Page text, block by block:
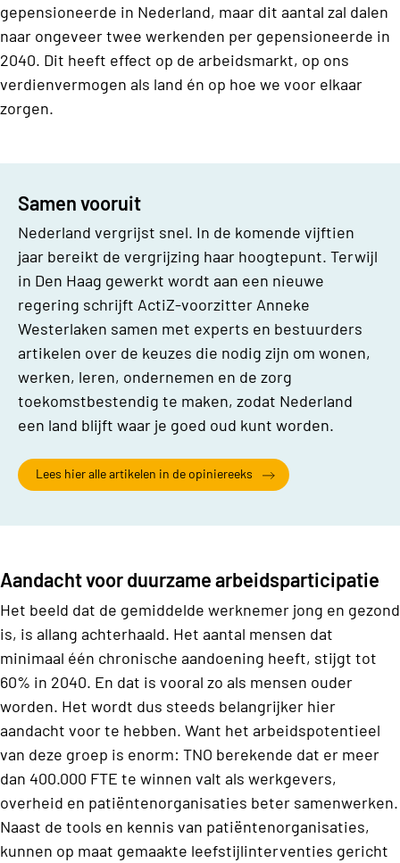
gepensioneerde in Nederland, maar dit aantal zal dalen
naar ongeveer twee werkenden per gepensioneerde in
2040. Dit heeft effect op de arbeidsmarkt, op ons
verdienvermogen als land én op hoe we voor elkaar
zorgen.
Samen vooruit
Nederland vergrijst snel. In de komende vijftien
jaar bereikt de vergrijzing haar hoogtepunt. Terwijl
in Den Haag gewerkt wordt aan een nieuwe
regering schrijft ActiZ-voorzitter Anneke
Westerlaken samen met experts en bestuurders
artikelen over de keuzes die nodig zijn om wonen,
werken, leren, ondernemen en de zorg
toekomstbestendig te maken, zodat Nederland
een land blijft waar je goed oud kunt worden.
Lees hier alle artikelen in de opiniereeks
Aandacht voor duurzame arbeidsparticipatie
Het beeld dat de gemiddelde werknemer jong en gezond
is, is allang achterhaald. Het aantal mensen dat
minimaal één chronische aandoening heeft, stijgt tot
60% in 2040. En dat is vooral zo als mensen ouder
worden. Het wordt dus steeds belangrijker hier
aandacht voor te hebben. Want het arbeidspotentieel
van deze groep is enorm: TNO berekende dat er meer
dan 400.000 FTE te winnen valt als werkgevers,
overheid en patiëntenorganisaties beter samenwerken.
Naast de tools en kennis van patiëntenorganisaties,
kunnen op maat gemaakte leefstijlinterventies gericht